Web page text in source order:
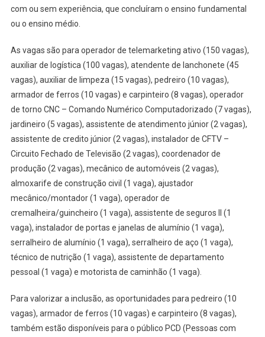
Novas
Emprego
com ou sem experiência, que concluíram o ensino fundamental
ou o ensino médio.
As vagas são para operador de telemarketing ativo (150 vagas),
auxiliar de logística (100 vagas), atendente de lanchonete (45
vagas), auxiliar de limpeza (15 vagas), pedreiro (10 vagas),
armador de ferros (10 vagas) e carpinteiro (8 vagas), operador
de torno CNC – Comando Numérico Computadorizado (7 vagas),
jardineiro (5 vagas), assistente de atendimento júnior (2 vagas),
assistente de credito júnior (2 vagas), instalador de CFTV –
Circuito Fechado de Televisão (2 vagas), coordenador de
produção (2 vagas), mecânico de automóveis (2 vagas),
almoxarife de construção civil (1 vaga), ajustador
mecânico/montador (1 vaga), operador de
cremalheira/guincheiro (1 vaga), assistente de seguros II (1
vaga), instalador de portas e janelas de alumínio (1 vaga),
serralheiro de alumínio (1 vaga), serralheiro de aço (1 vaga),
técnico de nutrição (1 vaga), assistente de departamento
pessoal (1 vaga) e motorista de caminhão (1 vaga).
Para valorizar a inclusão, as oportunidades para pedreiro (10
vagas), armador de ferros (10 vagas) e carpinteiro (8 vagas),
também estão disponíveis para o público PCD (Pessoas com